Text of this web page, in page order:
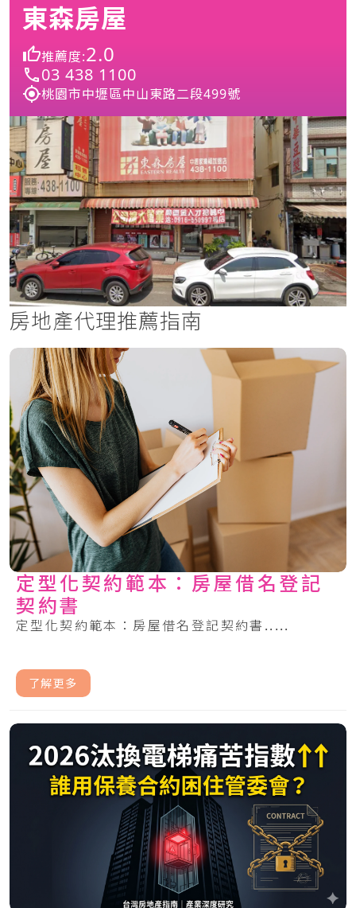
東森房屋
推薦度:2.0
03 438 1100
桃園市中壢區中山東路二段499號
房地產代理推薦指南
定型化契約範本：房屋借名登記
契約書
定型化契約範本：房屋借名登記契約書.....
了解更多